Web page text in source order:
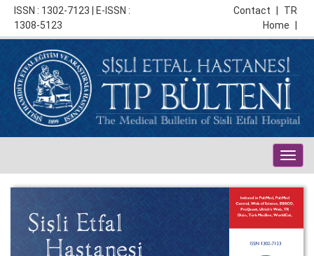
ISSN : 1302-7123 | E-ISSN :
1308-5123
TR
Contact
Home